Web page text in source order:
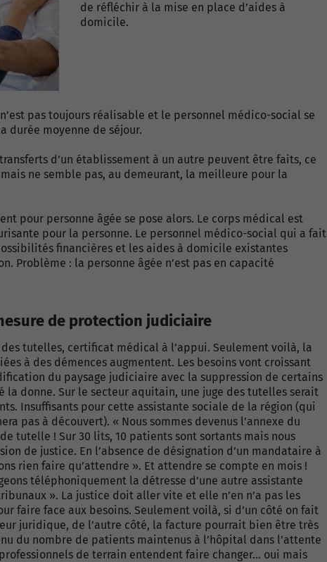
de réfléchir à la mise en place d’aides à
domicile.
pas toujours réalisable et le personnel médico-social se
durée moyenne de séjour.
d’un établissement à un autre peuvent être faits, ce
ne semble pas, au demeurant, la meilleure pour la
pour personne âgée se pose alors. Le corps médical est
pour la personne. Le personnel médico-social qui a fait
financières et les aides à domicile existantes
Problème : la personne âgée n’est pas en capacité
de protection judiciaire
tutelles, certificat médical à l’appui. Seulement voilà, la
à des démences augmentent. Les besoins vont croissant
du paysage judiciaire avec la suppression de certains
donne. Sur le secteur aquitain, une juge des tutelles serait
Insuffisants pour cette assistante sociale de la région (qui
pas à découvert). « Nous sommes devenus l’annexe du
tutelle ! Sur 30 lits, 10 patients sont sortants mais nous
de justice. En l’absence de désignation d’un mandataire à
rien faire qu’attendre ». Et attendre se compte en mois !
téléphoniquement la détresse d’une autre assistante
». La justice doit aller vite et elle n’en n’a pas les
faire face aux besoins. Seulement voilà, si d’un côté on fait
juridique, de l’autre côté, la facture pourrait bien être très
du nombre de patients maintenus à l’hôpital dans l’attente
de terrain entendent faire changer… oui mais